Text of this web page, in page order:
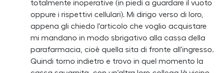
totalmente inoperative (in piedi a guardare il vuoto
oppure i rispettivi cellulari). Mi dirigo verso di loro,
appena gli chiedo l'articolo che voglio acquistare
mi mandano in modo sbrigativo alla cassa della
parafarmacia, cioè quella sita di fronte all'ingresso.
Quindi torno indietro e trovo in quel momento la